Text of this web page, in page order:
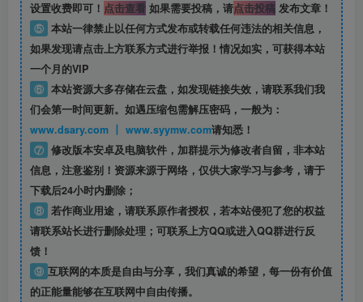
设置收费即可！ 点击查看如果需要投稿，请点击投稿发布文章！
⑤ 本站一律禁止以任何方式发布或转载任何违法的相关信息，
如果发现请点击上方联系方式进行举报！情况如实，可获得本站
一个月的VIP
⑥ 本站资源大多存储在云盘，如发现链接失效，请联系我们我
们会第一时间更新。如遇压缩包需解压密码，一般为：
www.dsary.com 丨 www.syymw.com请知悉！
⑦ 修改版本安卓及电脑软件，加群提示为修改者自留， 非本站
信息，注意鉴别！资源来源于网络，仅供大家学习与参考，请于
下载后24小时内删除；
⑧ 若作商业用途，请联系原作者授权，若本站侵犯了您的权益
请联系站长进行删除处理；可联系上方QQ或进入QQ群进行反
馈！
⑨ 互联网的本质是自由与分享，我们真诚的希望，每一份有价值
的正能量能够在互联网中自由传播。